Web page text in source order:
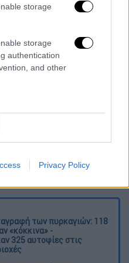
storage
storage
authentication
and other
Privacy Policy
με δική σας ευθύνη. Το
καταχώρηση
των πυρκαγιών: 118
«κόκκινα» -
325 αυτοψίες στις